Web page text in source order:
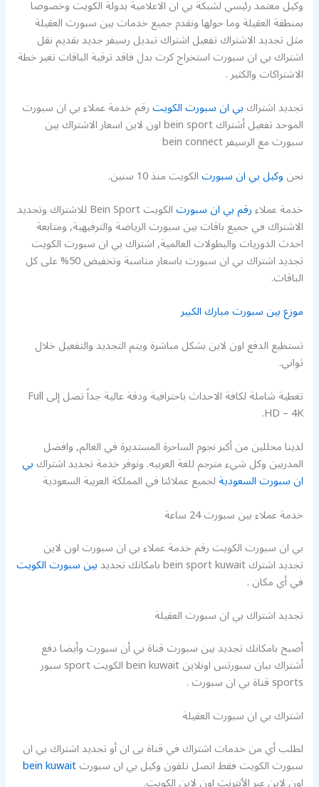
وكيل معتمد رئيسي لشبكة بي ان الاعلامية بدولة الكويت وخصوصا
بمنطقة العقيلة وما حولها ونقدم جميع خدمات بين سبورت العقيلة
مثل تجديد الاشتراك تفعيل اشتراك تبديل رسيفر جديد بقديم نقل
اشتراك بي ان سبورت استخراج كرت بدل فاقد ترقية الباقات تغير خطة
الاشتراكات والكثير .
تجديد اشتراكبي ان سبورت الكويترقم خدمة عملاء بي ان سبورت
الموحد تفعيل أشتراك bein sport اون لاين اسعار الاشتراك بين
سبورت مع الرسيفر bein connect
نحنوكيل بي ان سبورتالكويت منذ 10 سنين.
خدمة عملاءرقم بي ان سبورت الكويت Bein Sport للاشتراك وتجديد
الاشتراك في جميع باقات بين سبورت الرياضة والترفيهية, ومتابعة
احدث الدوريات والبطولات العالمية, اشتراك بي ان سبورت الكويت
تجديد اشتراك بي ان سبورت باسعار مناسبة وتخفيض 50% على كل
الباقات.
موزع بين سبورت مبارك الكبير
تستطيع الدفع اون لاين بشكل مباشرة ويتم التجديد والتفعيل خلال
ثواني.
تغطية شاملة لكافة الاحداث باحترافية ودقة عالية جداً تصل إلى Full
HD – 4K.
لدينا محللين من أكبر نجوم الساحرة المستديرة في العالم, وافضل
المدربين وكل شيء مترجم للغة العربيه. ونوفر خدمة تجديد اشتراكبي
ان سبورت السعوديةلجميع عملائنا في المملكة العربية السعودية
خدمة عملاء بين سبورت 24 ساعة
بي ان سبورت الكويت رقم خدمة عملاء بي ان سبورت اون لاين
تجديد اشترك bein sport kuwait بامكانك تجديد بين سبورت الكويت
في أي مكان .
تجديد اشتراك بي ان سبورت العقيلة
أصبح بامكانك تجديد بين سبورت قناة بي أن سبورت وأيضا دفع
أشتراك ببان سبورتس اونلاين bein kuwait الكويت sport سبور
sports قناة بي ان سبورت .
اشتراك بي ان سبورت العقيلة
لطلب أي من خدمات اشتراك في قناة بى ان أو تجديد اشتراك بي ان
سبورت الكويت فقط اتصل تلفون وكيل بي ان سبورتbein kuwait